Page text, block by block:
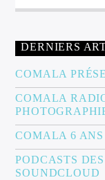
DERNIERS
COMALA
COMALA
COMALA 6
PODCASTS
SOUNDCLOUD